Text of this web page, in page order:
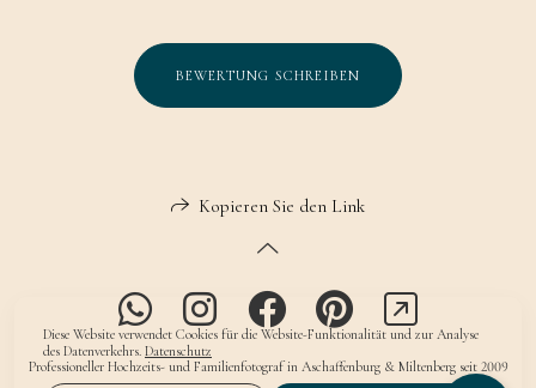
BEWERTUNG SCHREIBEN
Kopieren Sie den Link
Professioneller Hochzeits- und Familienfotograf in Aschaffenburg & Miltenberg seit 2009
Diese Website verwendet Cookies für die Website-Funktionalität und zur Analyse
des Datenverkehrs. Datenschutz